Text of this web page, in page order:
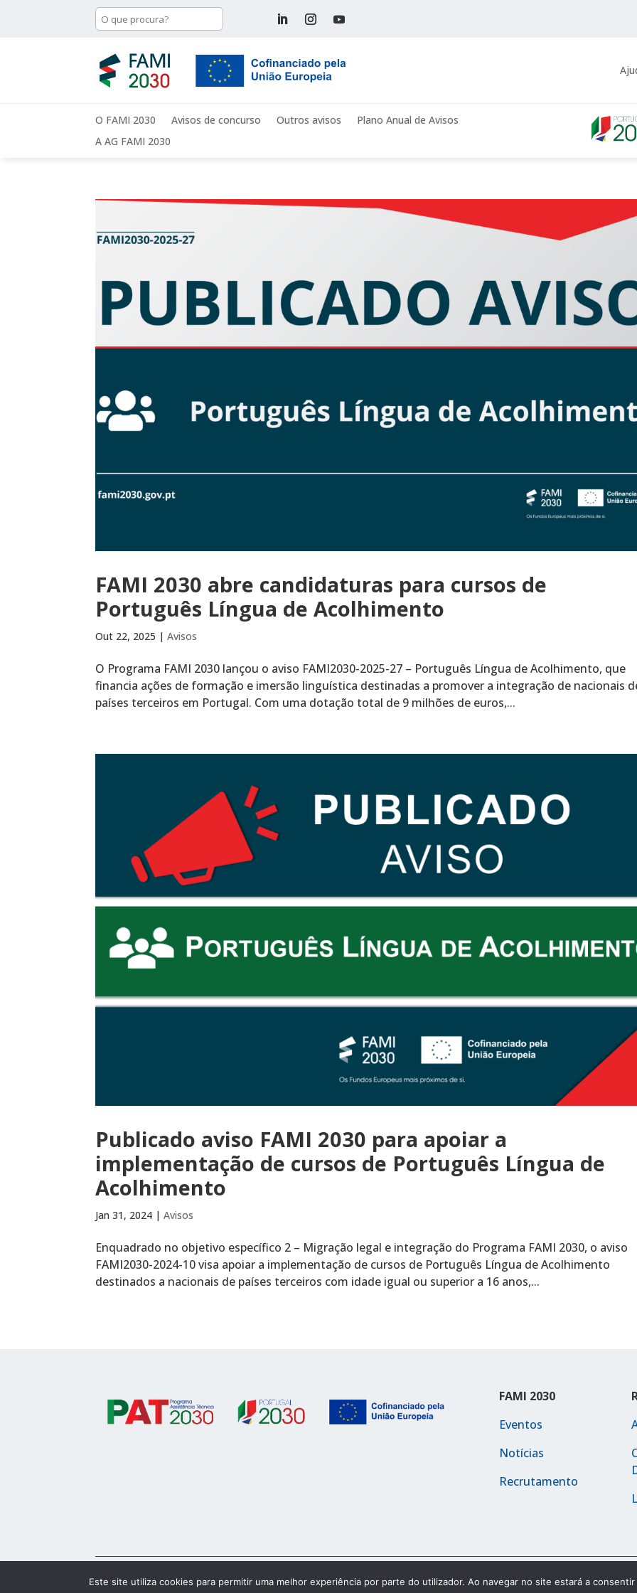
O FAMI 2030 Avisos de concurso Outros avisos
Plano Anual de Avisos
A AG FAMI 2030
FAMI 2030 abre candidaturas para cursos de
Português Língua de Acolhimento
Out 22, 2025 |Avisos
O Programa FAMI 2030 lançou o aviso FAMI2030-2025-27 – Português Língua de Acolhimento, que
financia ações de formação e imersão linguística destinadas a promover a integração de nacionais
países terceiros em Portugal. Com uma dotação total de 9 milhões de euros,...
Publicado aviso FAMI 2030 para apoiar a
implementação de cursos de Português Língua de
Acolhimento
Jan 31, 2024 |Avisos
Enquadrado no objetivo específico 2 – Migração legal e integração do Programa FAMI 2030, o aviso
FAMI2030-2024-10 visa apoiar a implementação de cursos de Português Língua de Acolhimento
destinados a nacionais de países terceiros com idade igual ou superior a 16 anos,...
FAMI 2030
Eventos
Notícias
Recrutamento
Política de Acessibilidade
Este site utiliza cookies para permitir uma melhor experiência por parte do utilizador. Ao navegar no site estará a